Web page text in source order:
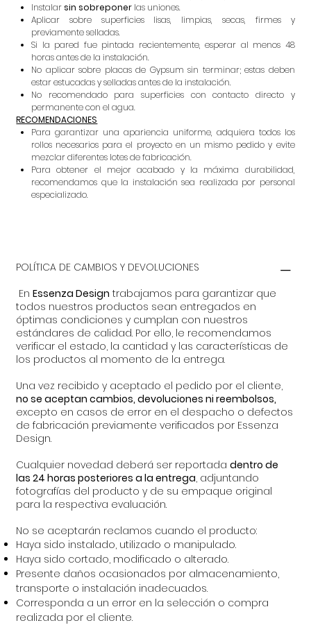
Instalar sin sobreponer las uniones.
Aplicar sobre superficies lisas, limpias, secas, firmes y
previamente selladas.
Si la pared fue pintada recientemente, esperar al menos 48
horas antes de la instalación.
No aplicar sobre placas de Gypsum sin terminar; estas deben
estar estucadas y selladas antes de la instalación.
No recomendado para superficies con contacto directo y
permanente con el agua.
RECOMENDACIONES
Para garantizar una apariencia uniforme, adquiera todos los
rollos necesarios para el proyecto en un mismo pedido y evite
mezclar diferentes lotes de fabricación.
Para obtener el mejor acabado y la máxima durabilidad,
recomendamos que la instalación sea realizada por personal
especializado.
POLÍTICA DE CAMBIOS Y DEVOLUCIONES
EnEssenza Design trabajamos para garantizar que
todos nuestros productos sean entregados en
óptimas condiciones y cumplan con nuestros
estándares de calidad. Por ello, le recomendamos
verificar el estado, la cantidad y las características de
los productos al momento de la entrega.
Una vez recibido y aceptado el pedido por el cliente,
no se aceptan cambios, devoluciones ni reembolsos,
excepto en casos de error en el despacho o defectos
de fabricación previamente verificados por Essenza
Design.
Cualquier novedad deberá ser reportadadentro de
las 24 horas posteriores a la entrega, adjuntando
fotografías del producto y de su empaque original
para la respectiva evaluación.
No se aceptarán reclamos cuando el producto:
Haya sido instalado, utilizado o manipulado.
Haya sido cortado, modificado o alterado.
Presente daños ocasionados por almacenamiento,
transporte o instalación inadecuados.
Corresponda a un error en la selección o compra
realizada por el cliente.